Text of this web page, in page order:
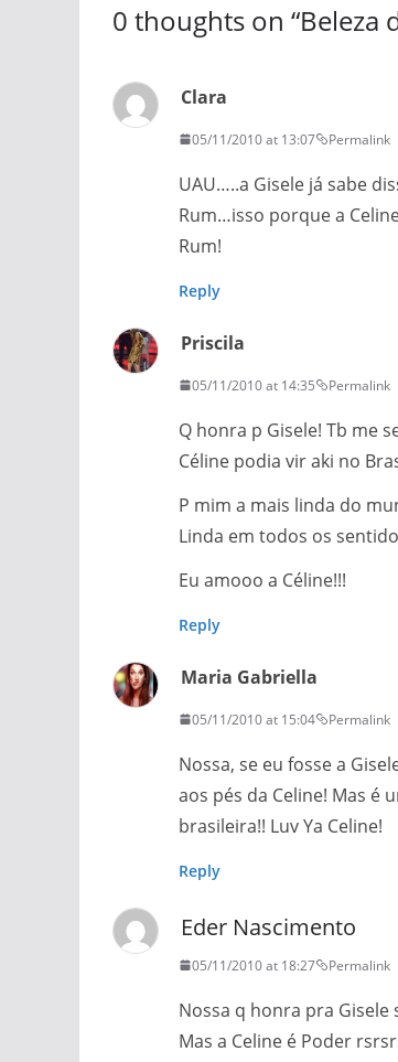
0 thoughts on “Beleza
Clara
05/11/2010 at 13:07 Permalink
UAU…..a Gisele já sabe
Rum…isso porque a
Rum!
Reply
Priscila
05/11/2010 at 14:35 Permalink
Q honra p Gisele! Tb me
Céline podia vir aki no
P mim a mais linda do
Linda em todos os
Eu amooo a Céline!!!
Reply
Maria Gabriella
05/11/2010 at 15:04 Permalink
Nossa, se eu fosse a
aos pés da Celine! Mas é
brasileira!! Luv Ya Celine!
Reply
Eder Nascimento
05/11/2010 at 18:27 Permalink
Nossa q honra pra
Mas a Celine é Poder